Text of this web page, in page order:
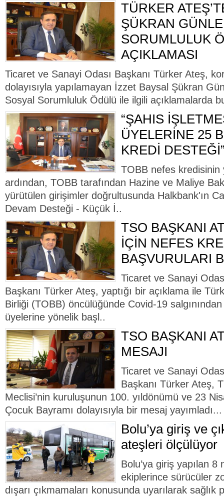
TÜRKER
ŞÜKRAN
SORUMLULUK
AÇIKLAMASI
Ticaret ve Sanayi Odası Başkanı Türker Ateş,
dolayısıyla yapılamayan İzzet Baysal Şükran
Sosyal Sorumluluk Ödülü ile ilgili açıklamalarda
“ŞAHIS
ÜYELERİNE 25
KREDİ
TOBB nefes
ardından, TOBB tarafından Hazine ve Maliye
yürütülen girişimler doğrultusunda Halkbank'ın
Devam Desteği - Küçük İ..
TSO BAŞKANI
İÇİN NEFES
BAŞVURULARI
Ticaret ve Sanayi
Başkanı Türker Ateş, yaptığı bir açıklama ile
Birliği (TOBB) öncülüğünde Covid-19
üyelerine yönelik başl..
TSO BAŞKANI
MESAJI
Ticaret ve Sanayi
Başkanı Türker Ateş,
Meclisi’nin kuruluşunun 100. yıldönümü ve 23
Çocuk Bayramı dolayısıyla bir mesaj yayımladı...
Bolu’ya giriş ve
ateşleri ölçülüyor
Bolu’ya giriş yapılan
ekiplerince sürücüler
dışarı çıkmamaları konusunda uyarılarak